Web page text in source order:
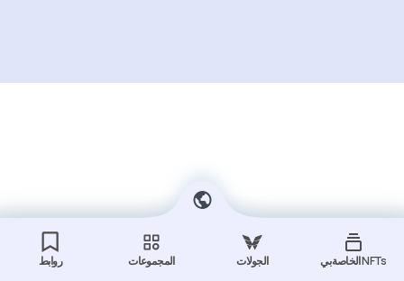
NFTs الخاصة بي الجولات المجموعات روابط